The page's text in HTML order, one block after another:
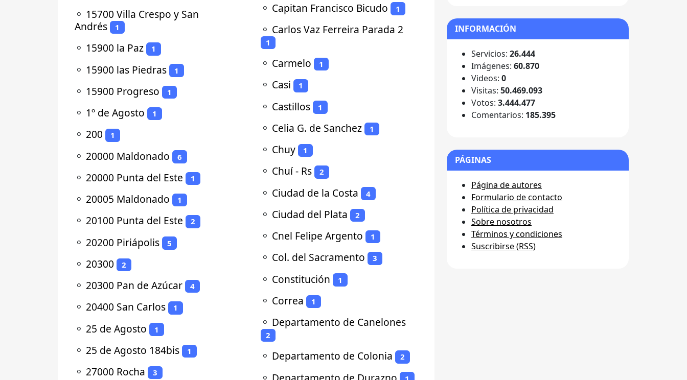
⚬ 15700 Villa Crespo y San
Andrés
1
⚬ 15900 la Paz 1
⚬ 15900 las Piedras 1
⚬ 15900 Progreso 1
⚬ 1º de Agosto 1
⚬ 200 1
⚬ 20000 Maldonado 6
⚬ 20000 Punta del Este 1
⚬ 20005 Maldonado 1
⚬ 20100 Punta del Este 2
⚬ 20200 Piriápolis 5
⚬ 20300 2
⚬ 20300 Pan de Azúcar 4
⚬ 20400 San Carlos 1
⚬ 25 de Agosto 1
⚬ 25 de Agosto 184bis 1
⚬ 27000 Rocha 3
⚬ Capitan Francisco Bicudo 1
⚬ Carlos Vaz Ferreira Parada 2
1
⚬ Carmelo 1
⚬ Casi 1
⚬ Castillos 1
⚬ Celia G. de Sanchez 1
⚬ Chuy 1
⚬ Chuí - Rs 2
⚬ Ciudad de la Costa 4
⚬ Ciudad del Plata 2
⚬ Cnel Felipe Argento 1
⚬ Col. del Sacramento 3
⚬ Constitución 1
⚬ Correa 1
⚬ Departamento de Canelones
2
⚬ Departamento de Colonia 2
INFORMACIÓN
Servicios: 26.444
Imágenes: 60.870
Videos: 0
Visitas: 50.469.093
Votos: 3.444.477
Comentarios: 185.395
PÁGINAS
Página de autores
Formulario de contacto
Política de privacidad
Sobre nosotros
Términos y condiciones
Suscribirse (RSS)